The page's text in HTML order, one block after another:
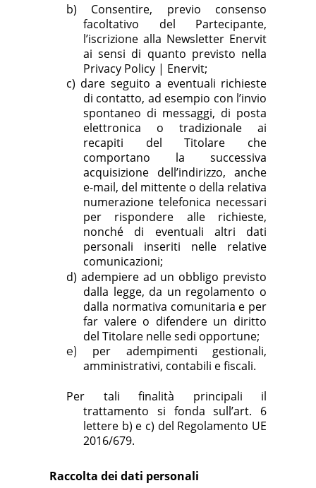
b)
Consentire, previo consenso
facoltativo del Partecipante,
l’iscrizione alla Newsletter Enervit
ai sensi di quanto previsto nella
Privacy Policy | Enervit;
c) dare seguito a eventuali richieste
di contatto, ad esempio con l’invio
spontaneo di messaggi, di posta
elettronica o tradizionale ai
recapiti del Titolare che
comportano la successiva
acquisizione dell’indirizzo, anche
e-mail, del mittente o della relativa
numerazione telefonica necessari
per rispondere alle richieste,
nonché di eventuali altri dati
personali inseriti nelle relative
comunicazioni;
d) adempiere ad un obbligo previsto
dalla legge, da un regolamento o
dalla normativa comunitaria e per
far valere o difendere un diritto
del Titolare nelle sedi opportune;
e)
per adempimenti gestionali,
amministrativi, contabili e fiscali.
Per tali finalità principali il
trattamento si fonda sull’art. 6
lettere b) e c) del Regolamento UE
2016/679.
Raccolta dei dati personali